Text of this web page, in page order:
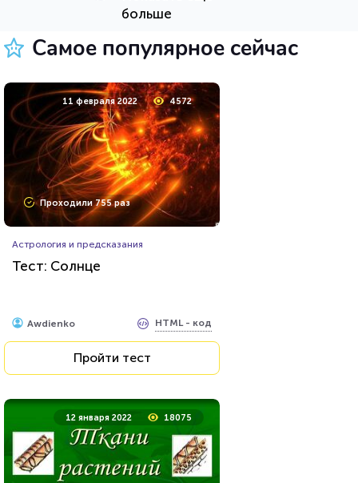
23 марта 2021 219800
Проходили 74649 раз
Психология
Тест на умственную
отсталость
Пройти тест
11 мая 2020 36732
больше
Самое популярное сейчас
11 февраля 2022 4572
Проходили 755 раз
Астрология и предсказания
Тест: Солнце
Awdienko HTML - код
Пройти тест
12 января 2022 18075